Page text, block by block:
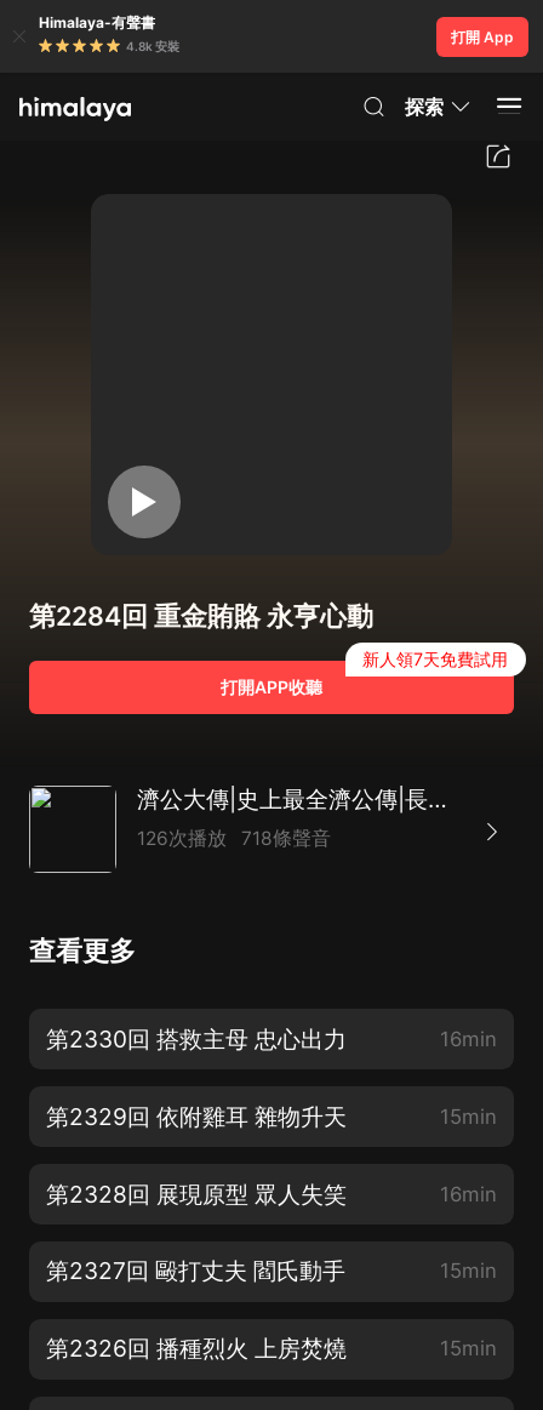
Himalaya-有聲書
4.8k 安裝
打開 App
探索
第2284回 重金賄賂 永亨心動
打開APP收聽
新人領7天免費試用
濟公大傳|史上最全濟公傳|長篇神魔評書|致敬經典|達林開講
126次播放 718條聲音
查看更多
第2330回 搭救主母 忠心出力 16min
第2329回 依附雞耳 雜物升天 15min
第2328回 展現原型 眾人失笑 16min
第2327回 毆打丈夫 閻氏動手 15min
第2326回 播種烈火 上房焚燒 15min